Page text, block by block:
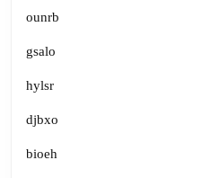
ounrb
gsalo
hylsr
djbxo
bioeh